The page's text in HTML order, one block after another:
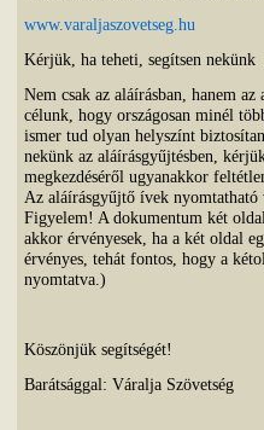
www.varaljaszovetseg.hu
Kérjük, ha teheti, segítsen nekünk
Nem csak az aláírásban, hanem
célunk, hogy országosan minél
ismer tud olyan helyszínt
nekünk az aláírásgyűjtésben,
megkezdéséről ugyanakkor
Az aláírásgyűjtő ívek
Figyelem! A dokumentum két
akkor érvényesek, ha a két oldal
érvényes, tehát fontos, hogy a
nyomtatva.)
Köszönjük segítségét!
Barátsággal: Váralja Szövetség